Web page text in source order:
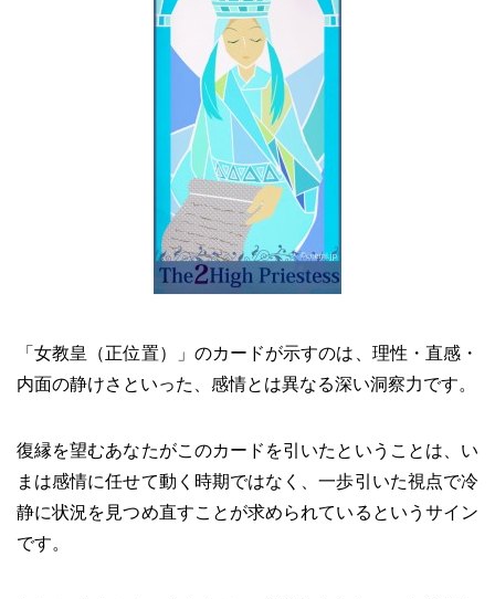
「女教皇（正位置）」のカードが示すのは、理性・直感・
内面の静けさといった、感情とは異なる深い洞察力です。
復縁を望むあなたがこのカードを引いたということは、い
まは感情に任せて動く時期ではなく、一歩引いた視点で冷
静に状況を見つめ直すことが求められているというサイン
です。